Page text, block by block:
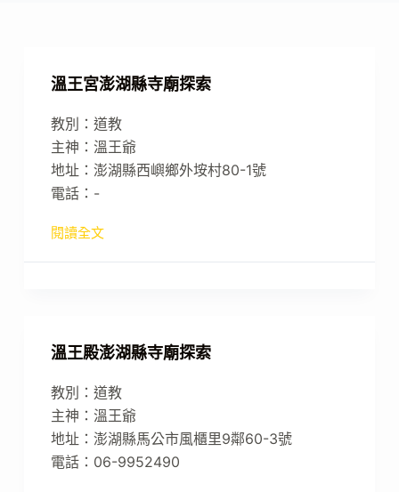
溫王宮澎湖縣寺廟探索
教別：道教
主神：溫王爺
地址：澎湖縣西嶼鄉外垵村80-1號
電話：-
閱讀全文
溫王殿澎湖縣寺廟探索
教別：道教
主神：溫王爺
地址：澎湖縣馬公市風櫃里9鄰60-3號
電話：06-9952490